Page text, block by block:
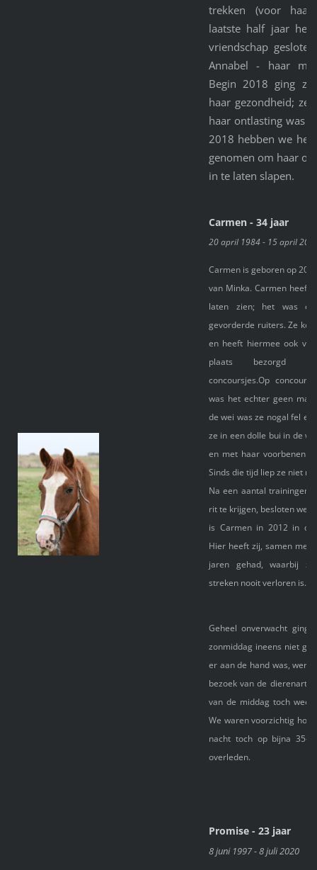
trekken (voor
laatste half jaar
vriendschap
Annabel - haar
Begin 2018 ging
haar gezondheid; ze
haar ontlasting was
2018 hebben we het
genomen om haar
in te laten slapen.
Carmen - 34 jaar
20 april 1984 - 15 april
Carmen is geboren op 20
van Minka. Carmen heeft
laten zien; het was
gevorderde ruiters. Ze
en heeft hiermee ook
plaats bezorgd
concoursjes.Op
was het echter geen
de wei was ze nogal fel
ze in een dolle bui in de
en met haar voorbenen
Sinds die tijd liep ze niet
Na een aantal trainingen
rit te krijgen, besloten we
is Carmen in 2012 in de
Hier heeft zij, samen met
jaren gehad, waarbij
streken nooit verloren is.
Geheel onverwacht ging
zonmiddag ineens niet
er aan de hand was, werd
bezoek van de dierenarts
van de middag toch
We waren voorzichtig
nacht toch op bijna 35-
overleden.
Promise - 23 jaar
8 juni 1997 - 8 juli 2020